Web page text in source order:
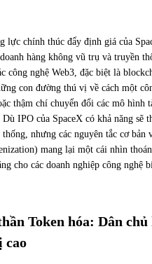
lực chính thúc đẩy định giá của
hàng không vũ trụ và truyền
công nghệ Web3, đặc biệt là
con đường thú vị về cách một
thậm chí chuyển đổi các mô hình
IPO của SpaceX có khả năng sẽ
nhưng các nguyên tắc cơ bản
mang lại một cái nhìn
cho các doanh nghiệp công nghệ
Token hóa: Dân chủ
cao